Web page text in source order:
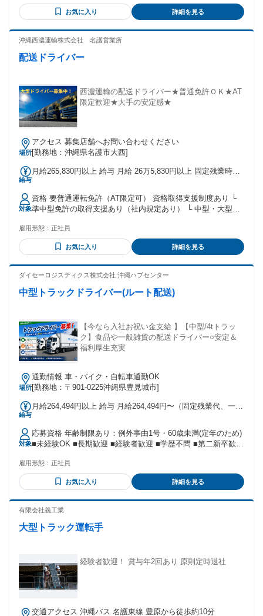
躍中！／
お気に入り 詳細を見る
沖縄西濃運輸株式会社 名護営業所
配送ドライバー
西濃運輸の配送ドライバー★普通免許ＯＫ★AT
限定歓迎★大手の安定感★
場所
アクセス 募集店舗へお問い合わせください
[勤務地：沖縄県名護市大西]
給与
月給265,830円以上 給与 月給 26万5,830円以上 固定残業時間
※３ヶ月～６か月試用期間あり ※残業可能な場合、みなし残
業手当あり ※明記している残業時間を超えた場合は、追加で
残業代支払います ◇基本給＋通勤手当＋《売上手当》＋みな
し残業手当 ◇賞与あり(年2回) ◇昇給あり(年1回) ◇退職金制
上げ達成手当あり └ 個人の歩合ではなく、会社全体の売り上
げに応じた金額が月の給与にプラスされます！
対象
資格 要普通運転免許（AT限定可） 資格取得支援制度あり └
準中型免許の取得支援あり（社内規定あり） └ 中型・大型も
問！ ドライバー未経験大歓迎です★
雇用形態： 正社員
お気に入り 詳細を見る
ダイセーロジスティクス株式会社 沖縄ハブセンター
中型トラックドライバー(ルート配送)
【今なら入社お祝い金支給 】【中型/4tトラッ
ク】食品や一般雑貨の配送ドライバー○安定＆
福利厚生充実
場所
通勤情報 車・バイク・自転車通勤OK
[勤務地：〒901-0225沖縄県豊見城市]
給与
月給264,494円以上 給与 月給264,494円〜（固定残業代、一律
177,000円〜 固定残業代：1ヶ月あたり74,182円〜 固定残業時
間：1ヶ月あたり58時間分 ※固定残業時間を超えた場合の追
加支払いあり 一律支給手当：1ヶ月あたり13,312円〜 【給与
補足】 ※上記は手当等を含めた総額の目安です。 みなし手
対象
応募資格 年齢制限あり：例外事由1号・60歳未満(定年のため)
■未経験OK ■長期歓迎 ■経験者歓迎 ■学歴不問 ■第二新卒歓迎
雇用形態： 正社員
お気に入り 詳細を見る
有限会社義工業
大型トラック運転手
経験者歓迎！ 賞与年2回あり 原則定時退社
交通アクセス 沖縄バス 名護東線 豊原から徒歩約10分